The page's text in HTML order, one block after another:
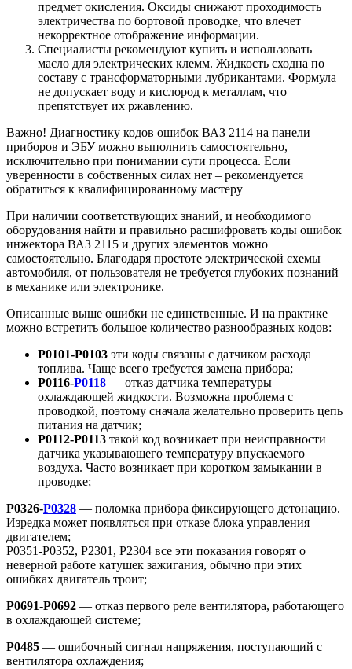
предмет окисления. Оксиды снижают проходимость
электричества по бортовой проводке, что влечет
некорректное отображение информации.
Специалисты рекомендуют купить и использовать
масло для электрических клемм. Жидкость сходна по
составу с трансформаторными лубрикантами. Формула
не допускает воду и кислород к металлам, что
препятствует их ржавлению.
Важно! Диагностику кодов ошибок ВАЗ 2114 на панели
приборов и ЭБУ можно выполнить самостоятельно,
исключительно при понимании сути процесса. Если
уверенности в собственных силах нет – рекомендуется
обратиться к квалифицированному мастеру
При наличии соответствующих знаний, и необходимого
оборудования найти и правильно расшифровать коды ошибок
инжектора ВАЗ 2115 и других элементов можно
самостоятельно. Благодаря простоте электрической схемы
автомобиля, от пользователя не требуется глубоких познаний
в механике или электронике.
Описанные выше ошибки не единственные. И на практике
можно встретить большое количество разнообразных кодов:
Р0101-Р0103 эти коды связаны с датчиком расхода
топлива. Чаще всего требуется замена прибора;
Р0116-Р0118 — отказ датчика температуры
охлаждающей жидкости. Возможна проблема с
проводкой, поэтому сначала желательно проверить цепь
питания на датчик;
Р0112-Р0113 такой код возникает при неисправности
датчика указывающего температуру впускаемого
воздуха. Часто возникает при коротком замыкании в
проводке;
Р0326-Р0328 — поломка прибора фиксирующего детонацию.
Изредка может появляться при отказе блока управления
двигателем;
Р0351-Р0352, Р2301, Р2304 все эти показания говорят о
неверной работе катушек зажигания, обычно при этих
ошибках двигатель троит;
Р0691-Р0692 — отказ первого реле вентилятора, работающего
в охлаждающей системе;
Р0485 — ошибочный сигнал напряжения, поступающий с
вентилятора охлаждения;